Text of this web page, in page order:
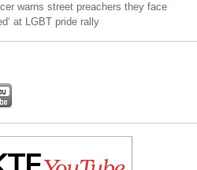
warns street preachers they face
at LGBT pride rally